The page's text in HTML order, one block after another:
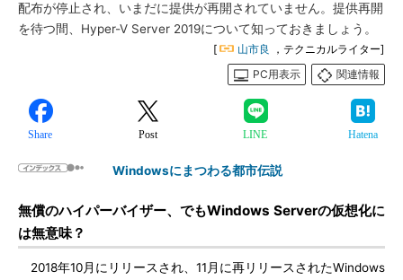
配布が停止され、いまだに提供が再開されていません。提供再開
を待つ間、Hyper-V Server 2019について知っておきましょう。
[ 山市良
，テクニカルライター]
PC用表示
関連情報
Share Post LINE Hatena
Windowsにまつわる都市伝説
無償のハイパーバイザー、でもWindows Serverの仮想化に
は無意味？
2018年10月にリリースされ、11月に再リリースされたWindows